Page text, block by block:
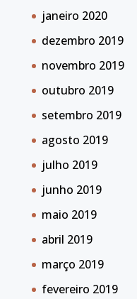
janeiro 2020
dezembro 2019
novembro 2019
outubro 2019
setembro 2019
agosto 2019
julho 2019
junho 2019
maio 2019
abril 2019
março 2019
fevereiro 2019